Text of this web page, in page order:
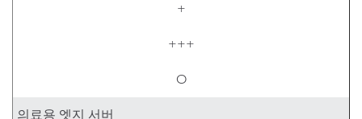
+
+++
O
의료용 엣지 서버